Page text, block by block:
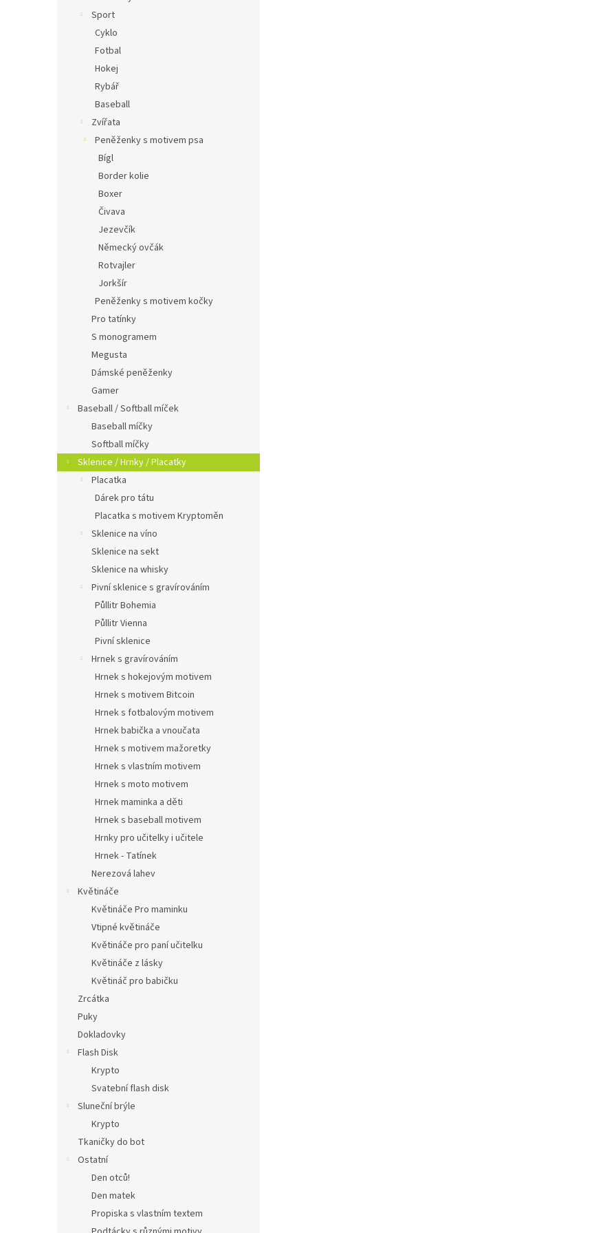
Sport
Cyklo
Fotbal
Hokej
Rybář
Baseball
Zvířata
Peněženky s motivem psa
Bígl
Border kolie
Boxer
Čivava
Jezevčík
Německý ovčák
Rotvajler
Jorkšír
Peněženky s motivem kočky
Pro tatínky
S monogramem
Megusta
Dámské peněženky
Gamer
Baseball / Softball míček
Baseball míčky
Softball míčky
Sklenice / Hrnky / Placatky
Placatka
Dárek pro tátu
Placatka s motivem Kryptoměn
Sklenice na víno
Sklenice na sekt
Sklenice na whisky
Pivní sklenice s gravírováním
Půllitr Bohemia
Půllitr Vienna
Pivní sklenice
Hrnek s gravírováním
Hrnek s hokejovým motivem
Hrnek s motivem Bitcoin
Hrnek s fotbalovým motivem
Hrnek babička a vnoučata
Hrnek s motivem mažoretky
Hrnek s vlastním motivem
Hrnek s moto motivem
Hrnek maminka a děti
Hrnek s baseball motivem
Hrnky pro učitelky i učitele
Hrnek - Tatínek
Nerezová lahev
Květináče
Květináče Pro maminku
Vtipné květináče
Květináče pro paní učitelku
Květináče z lásky
Květináč pro babičku
Zrcátka
Puky
Dokladovky
Flash Disk
Krypto
Svatební flash disk
Sluneční brýle
Krypto
Tkaničky do bot
Ostatní
Den otců!
Den matek
Propiska s vlastním textem